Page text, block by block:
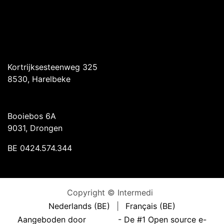
Kortrijksesteenweg 325
8530, Harelbeke
Booiebos 6A
9031, Drongen
BE 0424.574.344
Copyright © Intermedi
Nederlands (BE)
Français (BE)
Aangeboden door
- De #1 Open source e-